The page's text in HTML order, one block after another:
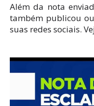
Além da nota
também publicou
suas redes sociais.